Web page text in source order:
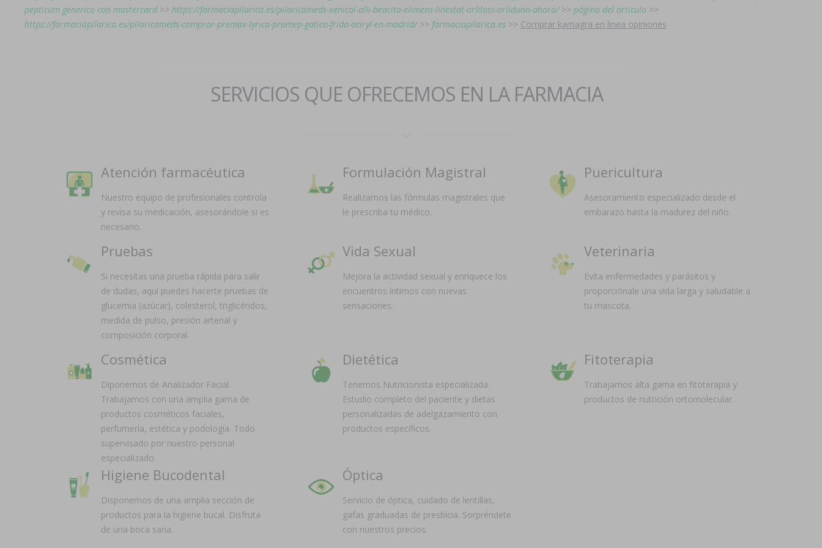
pepticum generico con mastercard >> https://farmaciapilarica.es/pilaricameds-xenical-alli-beacita-elimens-linestat-orliloss-orlidunn-ahora/>> página del artículo >>
https://farmaciapilarica.es/pilaricameds-comprar-premax-lyrica-pramep-gatica-frida-aciryl-en-madrid/>> farmaciapilarica.es >> Comprar kamagra en linea opiniones
SERVICIOS QUE OFRECEMOS EN LA FARMACIA
Atención farmacéutica
Nuestro equipo de profesionales controla
y revisa su medicación, asesorándole si es
necesario.
Formulación Magistral
Realizamos las fórmulas magistrales que
le prescriba tu médico.
Puericultura
Asesoramiento especializado desde el
embarazo hasta la madurez del niño.
Pruebas
Si necesitas una prueba rápida para salir
de dudas, aquí puedes hacerte pruebas de
glucemia (azúcar), colesterol, triglicéridos,
medida de pulso, presión arterial y
composición corporal.
Vida Sexual
Mejora la actividad sexual y enriquece los
encuentros íntimos con nuevas
sensaciones.
Veterinaria
Evita enfermedades y parásitos y
proporciónale una vida larga y saludable a
tu mascota.
Cosmética
Diponemos de Analizador Facial.
Trabajamos con una amplia gama de
productos cosméticos faciales,
perfumería, estética y podología. Todo
supervisado por nuestro personal
especializado.
Dietética
Tenemos Nutricionista especializada.
Estudio completo del paciente y dietas
personalizadas de adelgazamiento con
productos específicos.
Fitoterapia
Trabajamos alta gama en fitoterapia y
productos de nutrición ortomolecular.
Higiene Bucodental
Disponemos de una amplia sección de
productos para la higiene bucal. Disfruta
de una boca sana.
Óptica
Servicio de óptica, cuidado de lentillas,
gafas graduadas de presbicia. Sorpréndete
con nuestros precios.